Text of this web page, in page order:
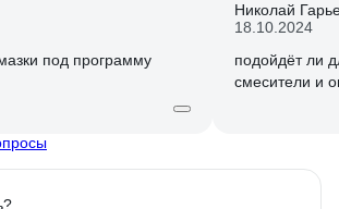
под программу
Николай
18.10.2024
подойдёт ли
смесители и